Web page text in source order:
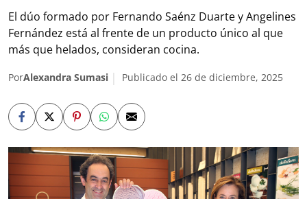
El dúo formado por Fernando Saénz Duarte y Angelines
Fernández está al frente de un producto único al que
más que helados, consideran cocina.
PorAlexandra Sumasi Publicado el 26 de diciembre, 2025